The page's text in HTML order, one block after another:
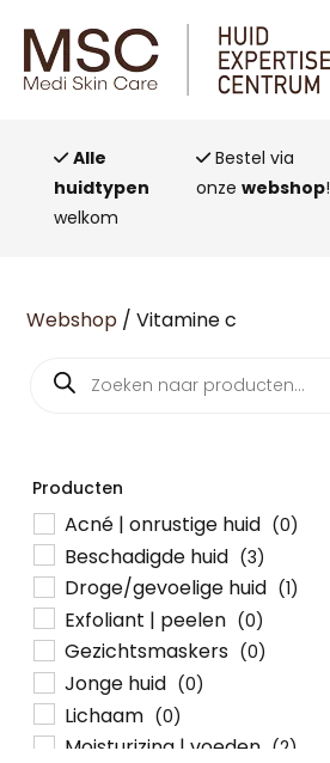
Alle
huidtypen
welkom
Bestel via
onzewebshop!
Webshop / Vitamine c
Producten
zoeken
Producten
Acné | onrustige huid (0)
Beschadigde huid (3)
Droge/gevoelige huid (1)
Exfoliant | peelen (0)
Gezichtsmaskers (0)
Jonge huid (0)
Lichaam (0)
Moisturizing | voeden (2)